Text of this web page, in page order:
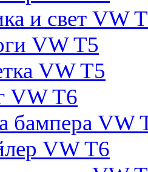
и свет VW
VW T5
VW T5
VW T6
бампера VW
VW T6